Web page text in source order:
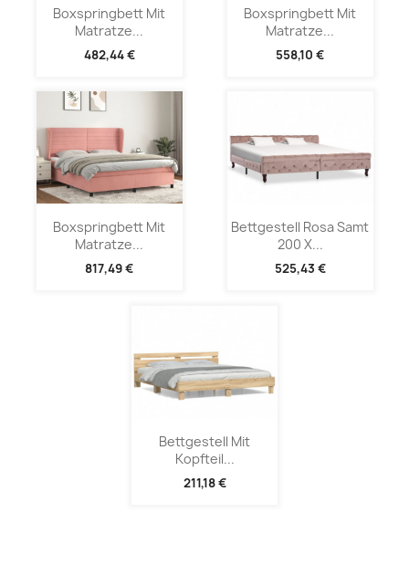
Boxspringbett Mit
Matratze...
482,44 €
Boxspringbett Mit
Matratze...
558,10 €
Boxspringbett Mit
Matratze...
817,49 €
Bettgestell Rosa Samt
200 X...
525,43 €
Bettgestell Mit
Kopfteil...
211,18 €